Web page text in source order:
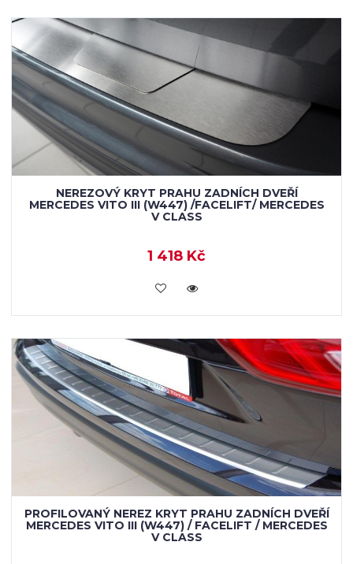
NEREZOVÝ KRYT PRAHU ZADNÍCH DVEŘÍ
MERCEDES VITO III (W447) /FACELIFT/ MERCEDES
V CLASS
1 418 Kč
KOUPIT
PROFILOVANÝ NEREZ KRYT PRAHU ZADNÍCH DVEŘÍ
MERCEDES VITO III (W447) / FACELIFT / MERCEDES
V CLASS